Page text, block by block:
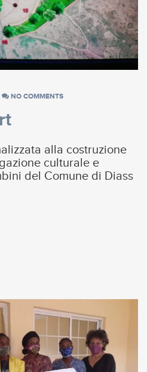
NO COMMENTS
alla costruzione
culturale e
del Comune di Diass